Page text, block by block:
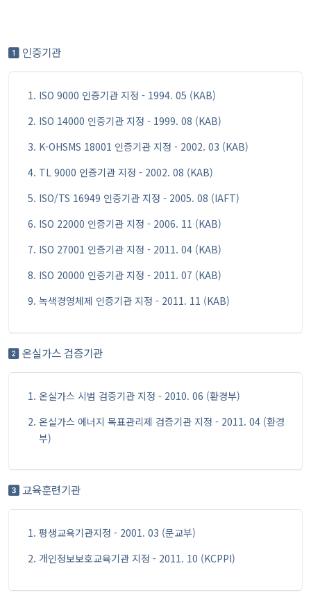
인증기관
ISO 9000 인증기관 지정 - 1994. 05 (KAB)
ISO 14000 인증기관 지정 - 1999. 08 (KAB)
K-OHSMS 18001 인증기관 지정 - 2002. 03 (KAB)
TL 9000 인증기관 지정 - 2002. 08 (KAB)
ISO/TS 16949 인증기관 지정 - 2005. 08 (IAFT)
ISO 22000 인증기관 지정 - 2006. 11 (KAB)
ISO 27001 인증기관 지정 - 2011. 04 (KAB)
ISO 20000 인증기관 지정 - 2011. 07 (KAB)
녹색경영체제 인증기관 지정 - 2011. 11 (KAB)
온실가스 검증기관
온실가스 시범 검증기관 지정 - 2010. 06 (환경부)
온실가스 에너지 목표관리제 검증기관 지정 - 2011. 04 (환경
부)
교육훈련기관
평생교육기관지정 - 2001. 03 (문교부)
개인정보보호교육기관 지정 - 2011. 10 (KCPPI)